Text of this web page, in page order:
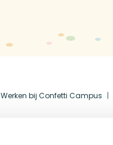
Werken bij Confetti Campus